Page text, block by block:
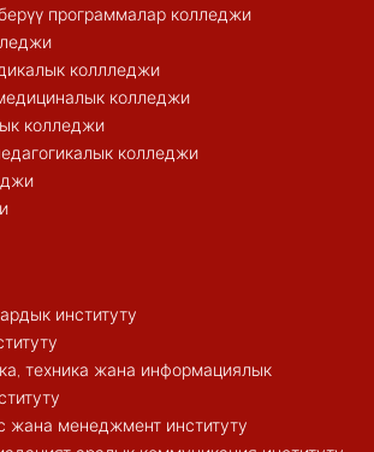
программалар колледжи
коллледжи
колледжи
колледжи
колледжи
институту
техника жана информациялык
жана менеджмент институту